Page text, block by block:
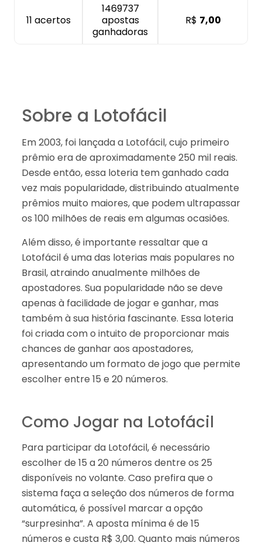
11 acertos
1469737
apostas
ganhadoras
R$ 7,00
Sobre a Lotofácil
Em 2003, foi lançada a Lotofácil, cujo primeiro
prêmio era de aproximadamente 250 mil reais.
Desde então, essa loteria tem ganhado cada
vez mais popularidade, distribuindo atualmente
prêmios muito maiores, que podem ultrapassar
os 100 milhões de reais em algumas ocasiões.
Além disso, é importante ressaltar que a
Lotofácil é uma das loterias mais populares no
Brasil, atraindo anualmente milhões de
apostadores. Sua popularidade não se deve
apenas à facilidade de jogar e ganhar, mas
também à sua história fascinante. Essa loteria
foi criada com o intuito de proporcionar mais
chances de ganhar aos apostadores,
apresentando um formato de jogo que permite
escolher entre 15 e 20 números.
Como Jogar na Lotofácil
Para participar da Lotofácil, é necessário
escolher de 15 a 20 números dentre os 25
disponíveis no volante. Caso prefira que o
sistema faça a seleção dos números de forma
automática, é possível marcar a opção
“surpresinha”. A aposta mínima é de 15
números e custa R$ 3,00. Quanto mais números